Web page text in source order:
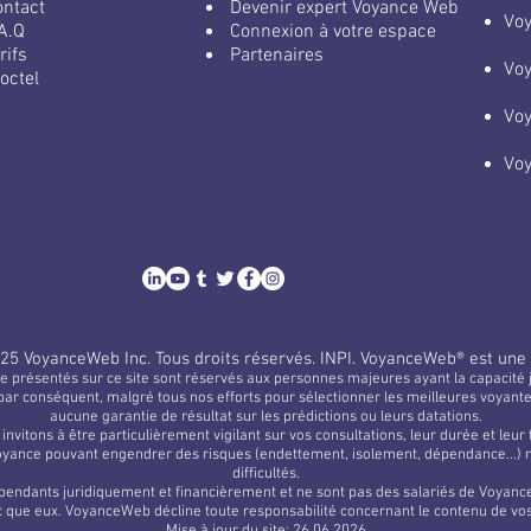
Devenir expert Voyance Web
Connexion à votre espace
Partenaires
VoyanceWeb Inc. Tous droits réservés. INPI. VoyanceWeb® est
présentés sur ce site sont réservés aux personnes majeures ayant la
conséquent, malgré tous nos efforts pour sélectionner les meilleures
aucune garantie de résultat sur les prédictions ou leurs datations.
invitons à être particulièrement vigilant sur vos consultations, leur durée et leur
pouvant engendrer des risques (endettement, isolement, dépendance...)
difficultés.
juridiquement et financièrement et ne sont pas des salariés de
eux. VoyanceWeb décline toute responsabilité concernant le contenu de